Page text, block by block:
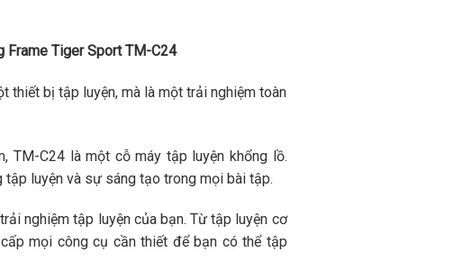
Frame Tiger Sport TM-C24
thiết bị tập luyện, mà là một trải nghiệm toàn
TM-C24 là một cỗ máy tập luyện khổng lồ.
tập luyện và sự sáng tạo trong mọi bài tập.
nghiệm tập luyện của bạn. Từ tập luyện cơ
mọi công cụ cần thiết để bạn có thể tập